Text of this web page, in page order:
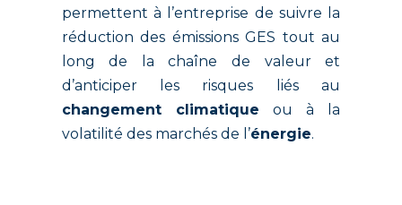
permettent à l’entreprise de suivre la
réduction des émissions GES tout au
long de la chaîne de valeur et
d’anticiper les risques liés au
changement climatique ou à la
volatilité des marchés de l’énergie.